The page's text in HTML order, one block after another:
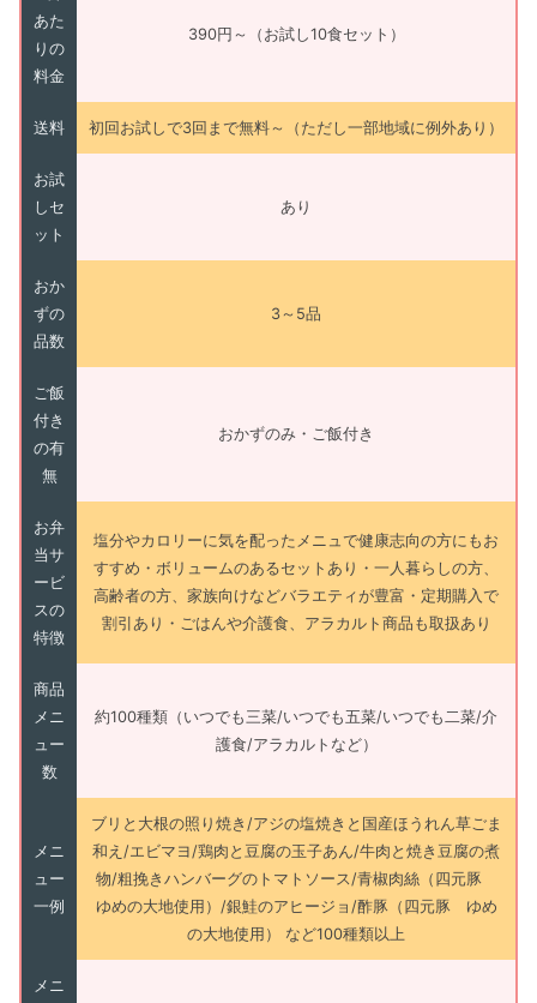
あた
りの
料金
390円～（お試し10食セット）
送料 初回お試しで3回まで無料～（ただし一部地域に例外あり）
お試
しセ
ット
あり
おか
ずの
品数
3～5品
ご飯
付き
の有
無
おかずのみ・ご飯付き
お弁
当サ
ービ
スの
特徴
塩分やカロリーに気を配ったメニュで健康志向の方にもお
すすめ・ボリュームのあるセットあり・一人暮らしの方、
高齢者の方、家族向けなどバラエティが豊富・定期購入で
割引あり・ごはんや介護食、アラカルト商品も取扱あり
商品
メニ
ュー
数
約100種類（いつでも三菜/いつでも五菜/いつでも二菜/介
護食/アラカルトなど）
メニ
ュー
一例
ブリと大根の照り焼き/アジの塩焼きと国産ほうれん草ごま
和え/エビマヨ/鶏肉と豆腐の玉子あん/牛肉と焼き豆腐の煮
物/粗挽きハンバーグのトマトソース/青椒肉絲（四元豚
ゆめの大地使用）/銀鮭のアヒージョ/酢豚（四元豚 ゆめ
の大地使用） など100種類以上
メニ